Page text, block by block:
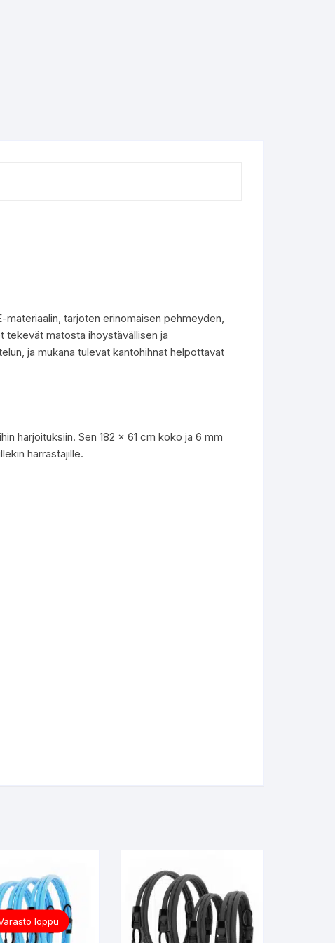
tarjoten erinomaisen pehmeyden,
tekevät matosta ihoystävällisen ja
ja mukana tulevat kantohihnat helpottavat
harjoituksiin. Sen 182 x 61 cm koko ja 6 mm
harrastajille.
loppu